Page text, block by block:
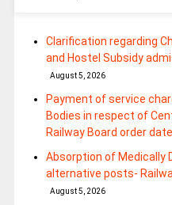
Clarification regarding
and Hostel Subsidy
August 5, 2026
Payment of service
Bodies in respect of
Railway Board order
Absorption of Medically
alternative posts-
August 5, 2026